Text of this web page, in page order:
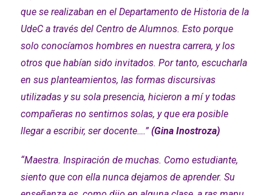
que se realizaban en el Departamento de Historia de la
UdeC a través del Centro de Alumnos. Esto porque
solo conocíamos hombres en nuestra carrera, y los
otros que habían sido invitados. Por tanto, escucharla
en sus planteamientos, las formas discursivas
utilizadas y su sola presencia, hicieron a mí y todas
compañeras no sentirnos solas, y que era posible
llegar a escribir, ser docente….” (Gina Inostroza)
“Maestra. Inspiración de muchas. Como estudiante,
siento que con ella nunca dejamos de aprender. Su